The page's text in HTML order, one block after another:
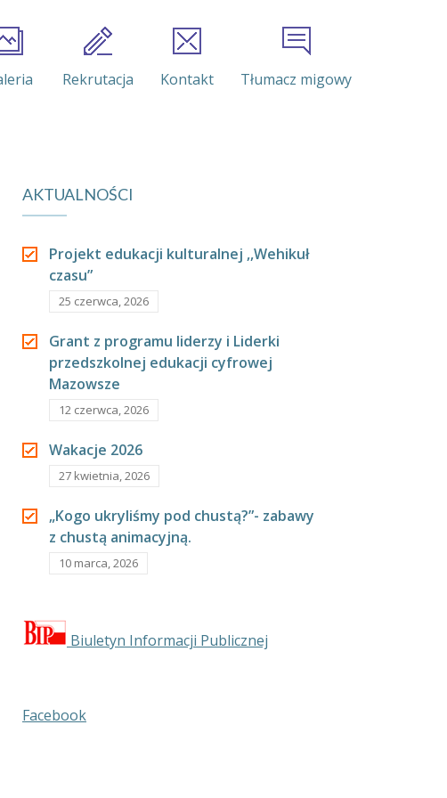
Rekrutacja Kontakt Tłumacz migowy
AKTUALNOŚCI
Projekt edukacji kulturalnej ,,Wehikuł
czasu”
25 czerwca, 2026
Grant z programu liderzy i Liderki
przedszkolnej edukacji cyfrowej
Mazowsze
12 czerwca, 2026
Wakacje 2026
27 kwietnia, 2026
„Kogo ukryliśmy pod chustą?”- zabawy
z chustą animacyjną.
10 marca, 2026
Biuletyn Informacji Publicznej
Facebook